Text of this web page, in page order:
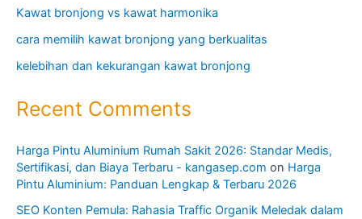
Kawat bronjong vs kawat harmonika
cara memilih kawat bronjong yang berkualitas
kelebihan dan kekurangan kawat bronjong
Recent Comments
Harga Pintu Aluminium Rumah Sakit 2026: Standar Medis,
Sertifikasi, dan Biaya Terbaru - kangasep.com on Harga
Pintu Aluminium: Panduan Lengkap & Terbaru 2026
SEO Konten Pemula: Rahasia Traffic Organik Meledak dalam